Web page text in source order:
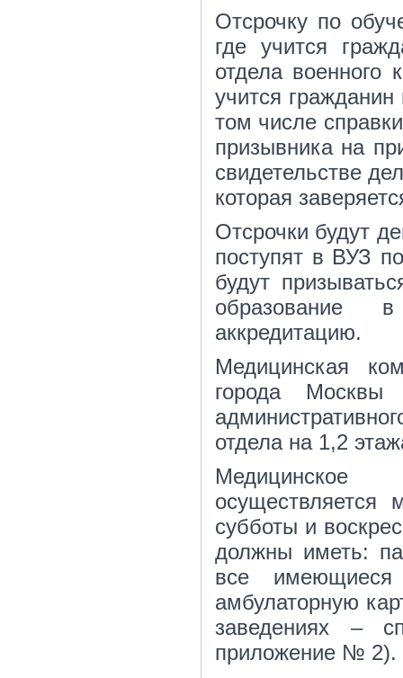
Отсрочку по
где учится
отдела военного
учится
том числе
призывника на
свидетельстве
которая
Отсрочки будут
поступят в ВУЗ
будут
образование
аккредитацию.
Медицинская
города Москвы
отдела на 1,2
Медицинское
осуществляется
субботы и
должны иметь:
все
амбулаторную
заведениях –
приложение № 2).